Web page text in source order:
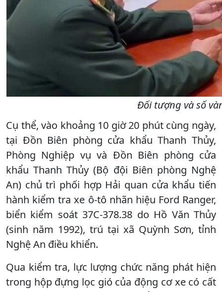
Đối tượng và số
Cụ thể, vào khoảng 10 giờ 20 phút cùng ngày,
tại Đồn Biên phòng cửa khẩu Thanh Thủy,
Phòng Nghiệp vụ và Đồn Biên phòng cửa
khẩu Thanh Thủy (Bộ đội Biên phòng Nghệ
An) chủ trì phối hợp Hải quan cửa khẩu tiến
hành kiểm tra xe ô-tô nhãn hiệu Ford Ranger,
biển kiểm soát 37C-378.38 do Hồ Văn Thủy
(sinh năm 1992), trú tại xã Quỳnh Sơn, tỉnh
Nghệ An điều khiển.
Qua kiểm tra, lực lượng chức năng phát hiện
trong hộp đựng lọc gió của động cơ xe có cất